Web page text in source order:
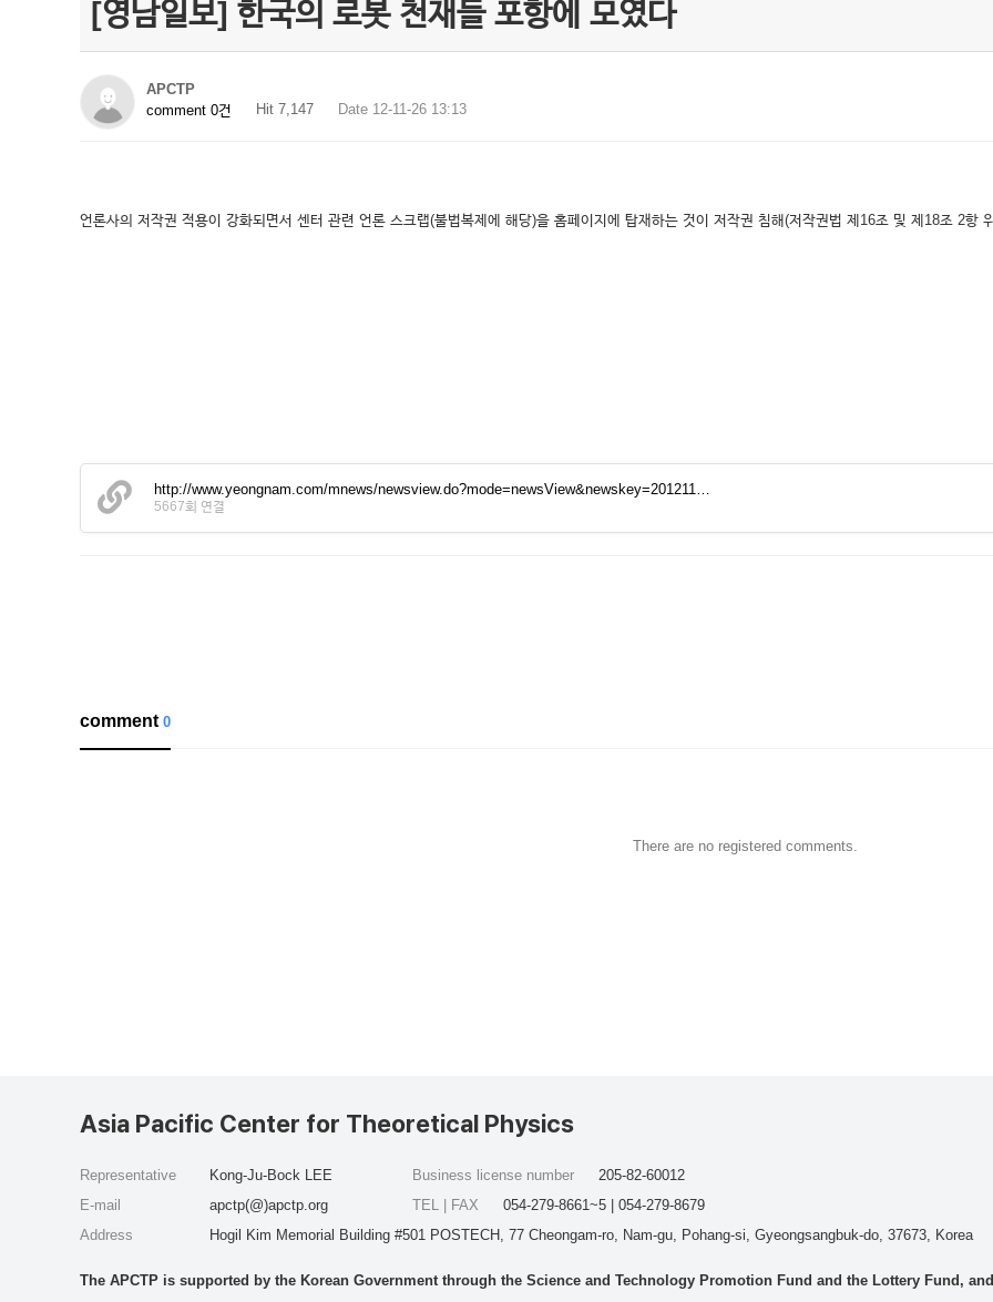
[영남일보] 한국의 로봇 천재들 포항에 모였다
APCTP
comment 0건
Hit 7,147 Date 12-11-26 13:13
언론사의 저작권 적용이 강화되면서 센터 관련 언론 스크랩(불법복제에 해당)을 홈페이지에 탑재하는 것이 저작권 침해(저작권법 제16조 및 제18조 2항
http://www.yeongnam.com/mnews/newsview.do?mode=newsView&newskey=201211…
5667회 연결
comment0
There are no registered comments.
Asia Pacific Center for Theoretical Physics
Representative
Kong-Ju-Bock LEE
E-mail
apctp(@)apctp.org
Address
Hogil Kim Memorial Building #501 POSTECH, 77 Cheongam-ro, Nam-gu, Pohang-si, Gyeongsangbuk-do, 37673, Korea
Business license number
205-82-60012
TEL | FAX
054-279-8661~5 | 054-279-8679
The APCTP is supported by the Korean Government through the Science and Technology Promotion Fund and the Lottery Fund,